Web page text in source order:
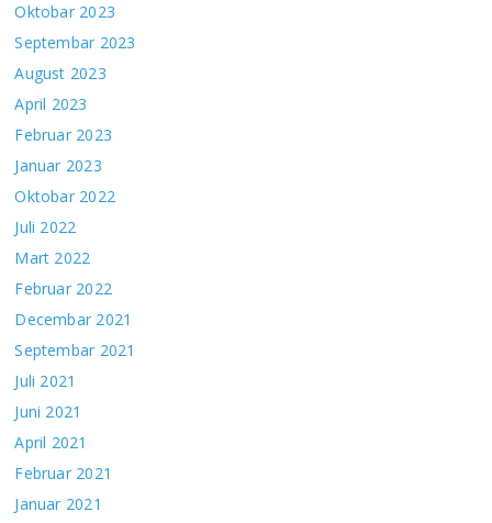
Oktobar 2023
Septembar 2023
August 2023
April 2023
Februar 2023
Januar 2023
Oktobar 2022
Juli 2022
Mart 2022
Februar 2022
Decembar 2021
Septembar 2021
Juli 2021
Juni 2021
April 2021
Februar 2021
Januar 2021